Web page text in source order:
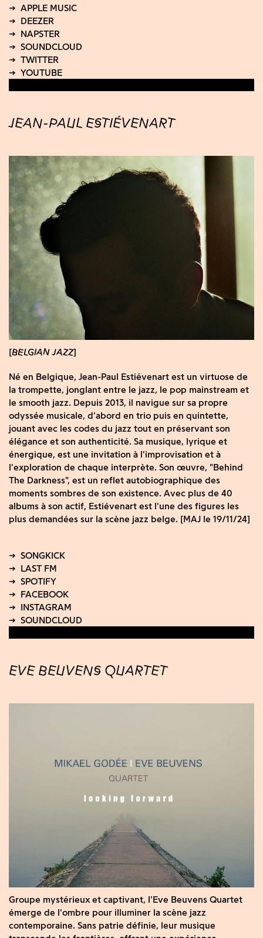
JEAN-PAUL ESTIÉVENART
BELGIAN JAZZ
Né en Belgique, Jean-Paul Estiévenart est un virtuose de
la trompette, jonglant entre le jazz, le pop mainstream et
le smooth jazz. Depuis 2013, il navigue sur sa propre
odyssée musicale, d'abord en trio puis en quintette,
jouant avec les codes du jazz tout en préservant son
élégance et son authenticité. Sa musique, lyrique et
énergique, est une invitation à l'improvisation et à
l'exploration de chaque interprète. Son œuvre, "Behind
The Darkness", est un reflet autobiographique des
moments sombres de son existence. Avec plus de 40
albums à son actif, Estiévenart est l'une des figures les
plus demandées sur la scène jazz belge. [MAJ le 19/11/24]
EVE BEUVENS QUARTET
Groupe mystérieux et captivant, l'Eve Beuvens Quartet
émerge de l'ombre pour illuminer la scène jazz
contemporaine. Sans patrie définie, leur musique